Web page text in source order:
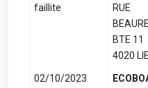
faillite
RUE
BTE 11
4020
02/10/2023